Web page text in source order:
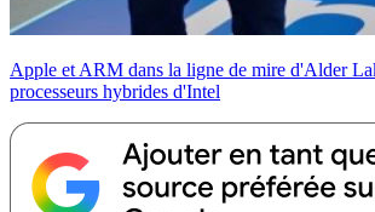
Apple et ARM dans la ligne de mire d'Alder
processeurs hybrides d'Intel